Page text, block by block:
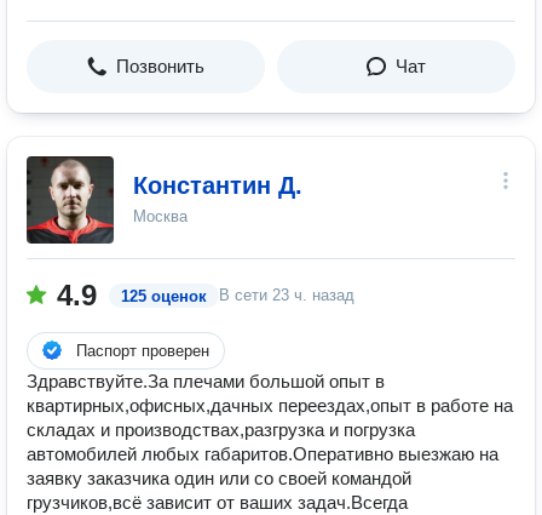
Позвонить Чат
Константин Д.
Москва
4.9 125 оценок В сети 23 ч. назад
Паспорт проверен
Здравствуйте.За плечами большой опыт в
квартирных,офисных,дачных переездах,опыт в работе на
складах и производствах,разгрузка и погрузка
автомобилей любых габаритов.Оперативно выезжаю на
заявку заказчика один или со своей командой
грузчиков,всё зависит от ваших задач.Всегда